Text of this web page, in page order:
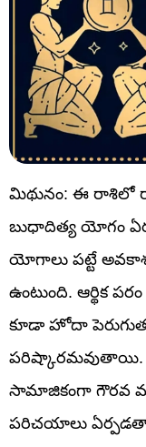
మిథునం: ఈ రాశిలో
బుధాదిత్య యోగం
యోగాలు పట్టే
ఉంటుంది. ఆర్థిక
కూడా హోదా
పరిష్కారమవుతాయి.
సామాజికంగా గౌరవ
పరిచయాలు